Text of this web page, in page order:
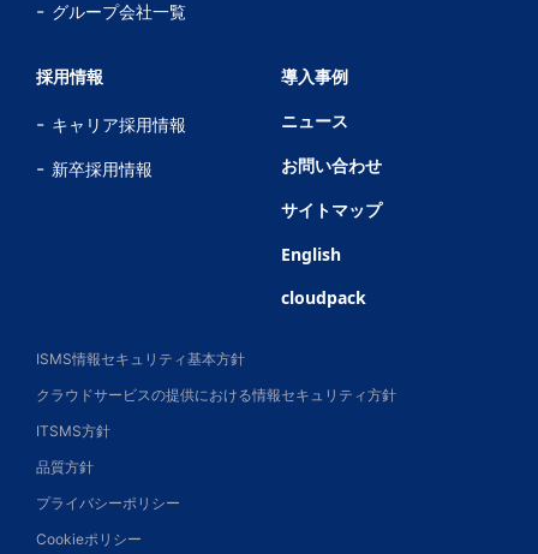
グループ会社一覧
採用情報
キャリア採用情報
新卒採用情報
導入事例
ニュース
お問い合わせ
サイトマップ
English
cloudpack
ISMS情報セキュリティ基本方針
クラウドサービスの提供における情報セキュリティ方針
ITSMS方針
品質方針
プライバシーポリシー
Cookieポリシー